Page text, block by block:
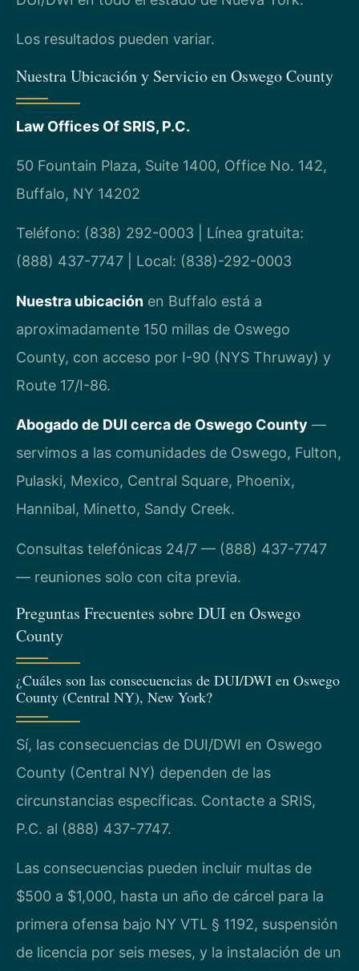
Los resultados pueden variar.
Nuestra Ubicación y Servicio en Oswego County
Law Offices Of SRIS, P.C.
50 Fountain Plaza, Suite 1400, Office No. 142,
Buffalo, NY 14202
Teléfono: (838) 292-0003 | Línea gratuita:
(888) 437-7747 | Local: (838)-292-0003
Nuestra ubicación en Buffalo está a
aproximadamente 150 millas de Oswego
County, con acceso por I-90 (NYS Thruway) y
Route 17/I-86.
Abogado de DUI cerca de Oswego County —
servimos a las comunidades de Oswego, Fulton,
Pulaski, Mexico, Central Square, Phoenix,
Hannibal, Minetto, Sandy Creek.
Consultas telefónicas 24/7 — (888) 437-7747
— reuniones solo con cita previa.
Preguntas Frecuentes sobre DUI en Oswego
County
¿Cuáles son las consecuencias de DUI/DWI en Oswego
County (Central NY), New York?
Sí, las consecuencias de DUI/DWI en Oswego
County (Central NY) dependen de las
circunstancias específicas. Contacte a SRIS,
P.C. al (888) 437-7747.
Las consecuencias pueden incluir multas de
$500 a $1,000, hasta un año de cárcel para la
primera ofensa bajo NY VTL § 1192, suspensión
de licencia por seis meses, y la instalación de un